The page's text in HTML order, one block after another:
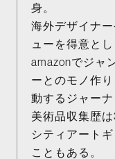
身。
海外デザイナ
ューを得意と
amazonでジャ
ーとのモノ作
動するジャーナ
美術品収集歴
シティアート
こともある。